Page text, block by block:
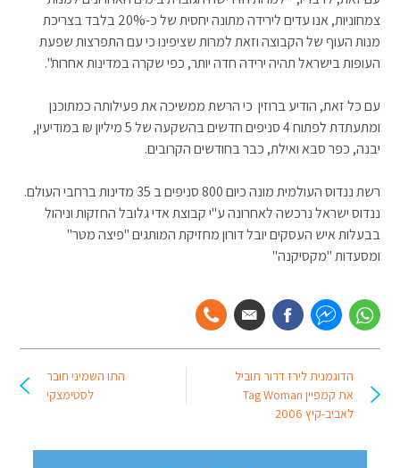
צמחוניות, אנו עדים לירידה מתונה יחסית של כ-20% בלבד בצריכת
מנות העוף של הקבוצה וזאת למרות שציפינו כי עם התפרצות שפעת
העופות בישראל תהיה ירידה חדה יותר, כפי שקרה במדינות אחרות".
עם כל זאת, הודיע ברוזין כי הרשת ממשיכה את פעילותה כמתוכנן
ומתעתדת לפתוח 4 סניפים חדשים בהשקעה של 5 מיליון ₪ במודיעין,
יבנה, כפר סבא ואילת, כבר בחודשים הקרובים.
רשת ננדוס העולמית מונה כיום 800 סניפים ב 35 מדינות ברחבי העולם.
ננדוס ישראל נרכשה לאחרונה ע"י קבוצת אדי גלובל החזקות וניהול
בבעלות איש העסקים יובל דורון מחזיקת המותגים "פיצה מטר"
ומסעדות "מקסיקנה"
הדוגמנית לירז דרור תוביל
את קמפיין Tag Woman
לאביב-קיץ 2006
התו השמיני חובר
לסטימצקי